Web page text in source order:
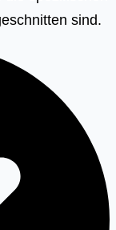
sind.